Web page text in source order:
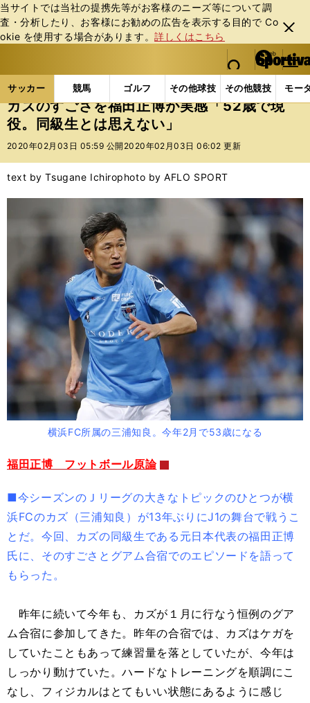
当サイトでは当社の提携先等がお客様のニーズ等について調
査・分析したり、お客様にお勧めの広告を表⽰する⽬的で Co
okie を使⽤する場合があります。詳しくはこちら
閉じ
る
web Sportiva (webスポルティーバ)
検索
マイペ
ー
ジ
メニュ
サッカー 競馬 ゴルフ その他球技 その他競技 モー
ス
ポ
ル
バ
サッカーの記事一覧 Jリーグ他 福田正博 カズの
カズのすごさを福田正博が実感「52歳で現
役。同級生とは思えない」
2020年02月03日 05:59 公開 2020年02月03日 06:02 更新
text by Tsugane Ichirophoto by AFLO SPORT
横浜FC所属の三浦知良。今年2月で53歳になる
福田正博 フットボール原論
■今シーズンのＪリーグの大きなトピックのひとつが横
浜FCのカズ（三浦知良）が13年ぶりにJ1の舞台で戦うこ
とだ。今回、カズの同級生である元日本代表の福田正博
氏に、そのすごさとグアム合宿でのエピソードを語って
もらった。
昨年に続いて今年も、カズが１月に行なう恒例のグア
ム合宿に参加してきた。昨年の合宿では、カズはケガを
していたこともあって練習量を落としていたが、今年は
しっかり動けていた。ハードなトレーニングを順調にこ
なし、フィジカルはとてもいい状態にあるように感じ